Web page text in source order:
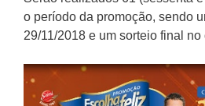
o período da promoção, sendo
29/11/2018 e um sorteio final